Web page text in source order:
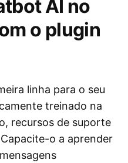
AI no
o plugin
linha para o seu
treinado na
recursos de suporte
o a aprender